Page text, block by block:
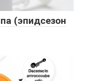
(эпидсезон